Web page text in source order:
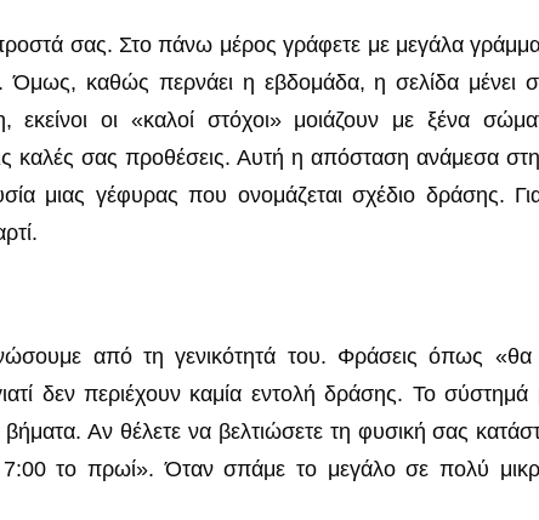
σας. Στο πάνω μέρος γράφετε με μεγάλα
Όμως, καθώς περνάει η εβδομάδα, η σελίδα μένει
οι «καλοί στόχοι» μοιάζουν με ξένα
καλές σας προθέσεις. Αυτή η απόσταση ανάμεσα
μιας γέφυρας που ονομάζεται σχέδιο δράσης.
από τη γενικότητά του. Φράσεις όπως
δεν περιέχουν καμία εντολή δράσης. Το σύστημά
Αν θέλετε να βελτιώσετε τη φυσική σας
το πρωί». Όταν σπάμε το μεγάλο σε πολύ